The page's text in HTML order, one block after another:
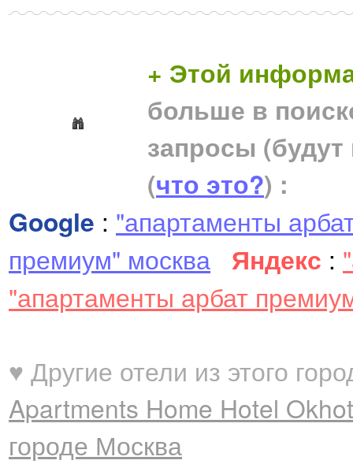
+ Этой
больше в
запросы
(что это?) :
Google : "апартаменты
премиум" москва Яндекс :
"апартаменты арбат
♥ Другие отели из этого
Apartments Home Hotel
городе Москва